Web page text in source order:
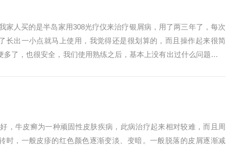
家人买的是半岛家用308光疗仪来治疗银屑病，用了两三年了，每次
长出一小点就马上使用，我觉得还是很划算的，而且操作起来很简
了，也很安全，我们使用熟练之后，基本上没有出过什么问题，我
，牛皮癣为一种顽固性皮肤疾病，此病治疗起来相对较难，而且周
时，一般皮疹的红色颜色逐渐变淡、变暗。一般脱落的皮屑逐渐减